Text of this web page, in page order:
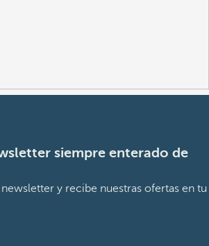
siempre enterado de
y recibe nuestras ofertas en tu